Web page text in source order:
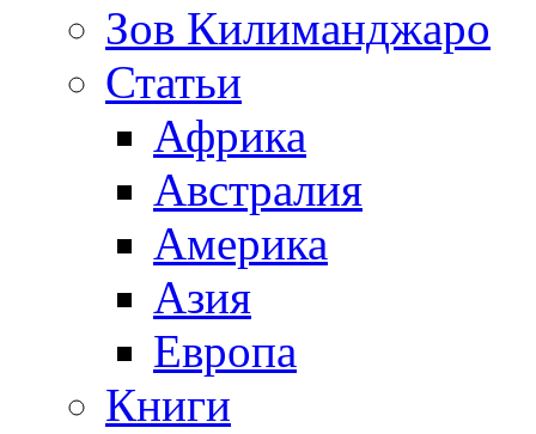
Зов Килиманджаро
Статьи
Африка
Австралия
Америка
Азия
Европа
Книги